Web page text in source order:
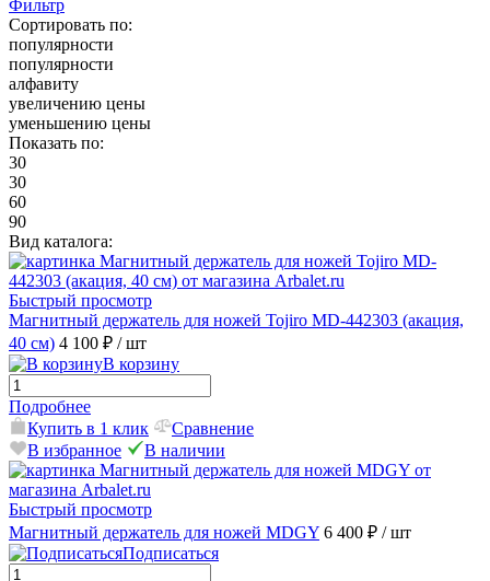
Фильтр
Сортировать по:
популярности
популярности
алфавиту
увеличению цены
уменьшению цены
Показать по:
30
30
60
90
Вид каталога:
Быстрый просмотр
Магнитный держатель для ножей Tojiro MD-442303 (акация,
40 см) 4 100 ₽ / шт
В корзину
Подробнее
Купить в 1 клик
Сравнение
В избранное
В наличии
Быстрый просмотр
Магнитный держатель для ножей MDGY 6 400 ₽ / шт
Подписаться